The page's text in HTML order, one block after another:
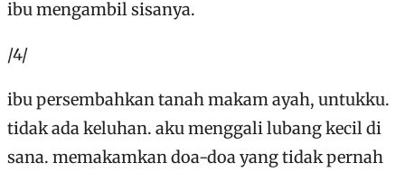
ibu mengambil sisanya.
/4/
ibu persembahkan tanah makam ayah, untukku.
tidak ada keluhan. aku menggali lubang kecil di
sana. memakamkan doa-doa yang tidak pernah